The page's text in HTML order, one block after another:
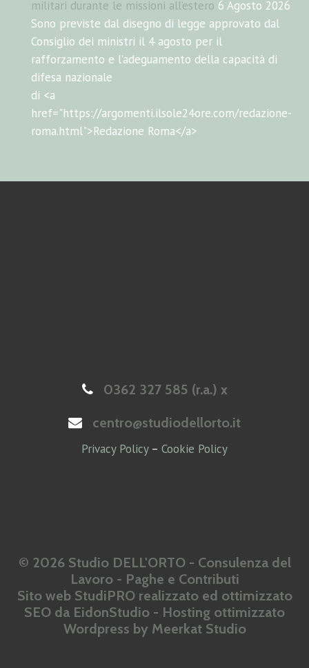
militari durante le missioni all’estero 6 Agosto 2026
Sono previste dal disegno di legge approvato dal
Consiglio dei ministri il 4 agosto per il
rafforzamento e l’adeguamento della capacità di
difesa nazionale
di <a
href="https://argomenti.ilsole24ore.com/redazione-
roma.html">Redazione Roma</a>
0362 327 585 (r.a.) x
centro@studiodellorto.it
Privacy Policy– Cookie Policy
© 2026 Studio DELL'ORTO - Consulenza del
Lavoro - Paghe e Contributi
Sito web StudiPRO realizzato ed ottimizzato
SEO da EidonStudio - Hosting ottimizzato
Wordpress by Meerkat Studio